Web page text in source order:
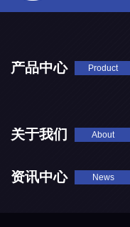
产品中心 Product
关于我们 About
资讯中心 News